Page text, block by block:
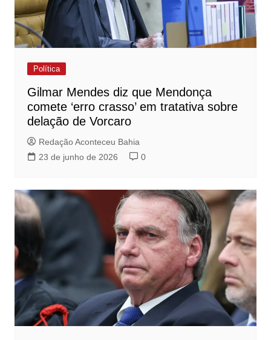
Política
Gilmar Mendes diz que Mendonça
comete ‘erro crasso’ em tratativa sobre
delação de Vorcaro
Redação Aconteceu Bahia
23 de junho de 2026
0